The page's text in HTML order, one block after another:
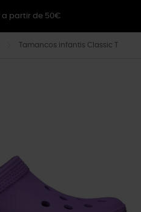
a partir de 50€
Tamancos infantis Classic T